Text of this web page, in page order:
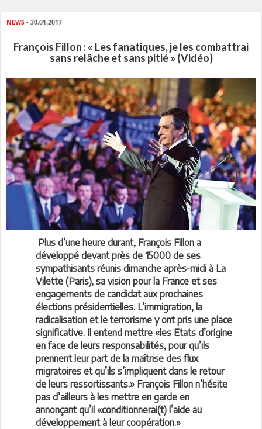
NEWS - 30.01.2017
François Fillon : « Les fanatiques, je les combattrai
sans relâche et sans pitié » (Vidéo)
Plus d’une heure durant, François Fillon a
développé devant près de 15000 de ses
sympathisants réunis dimanche après-midi à La
Vilette (Paris), sa vision pour la France et ses
engagements de candidat aux prochaines
élections présidentielles. L’immigration, la
radicalisation et le terrorisme y ont pris une place
significative. Il entend mettre «les Etats d’origine
en face de leurs responsabilités, pour qu’ils
prennent leur part de la maîtrise des flux
migratoires et qu’ils s’impliquent dans le retour
de leurs ressortissants.» François Fillon n’hésite
pas d’ailleurs à les mettre en garde en
annonçant qu’il «conditionnerai(t) l’aide au
développement à leur coopération.»